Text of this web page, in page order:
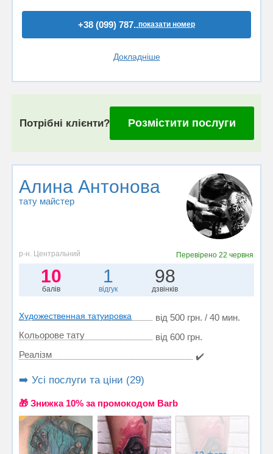
+38 (099) 787..показати номер
Докладніше
Потрібні клієнти? Розмістити послуги
Алина Антонова
тату майстер
р-н. Центральний Перевірено22 червня
10
балів
1
відгук
98
дзвінків
Художественная татуировка
від 500 грн. / 40 мин.
Кольорове тату
від 600 грн.
Реалізм
✔️
➡️ Усі послуги та ціни (29)
🎁 Знижка 10% за промокодом Barb